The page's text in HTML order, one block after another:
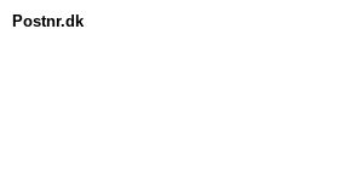
Postnr.dk